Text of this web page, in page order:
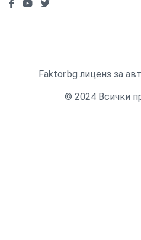
Faktor.bg лиценз за
© 2024 Всички